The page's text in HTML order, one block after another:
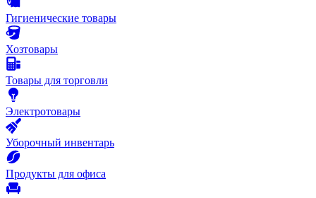
Гигиенические товары
Хозтовары
Товары для торговли
Электротовары
Уборочный инвентарь
Продукты для офиса